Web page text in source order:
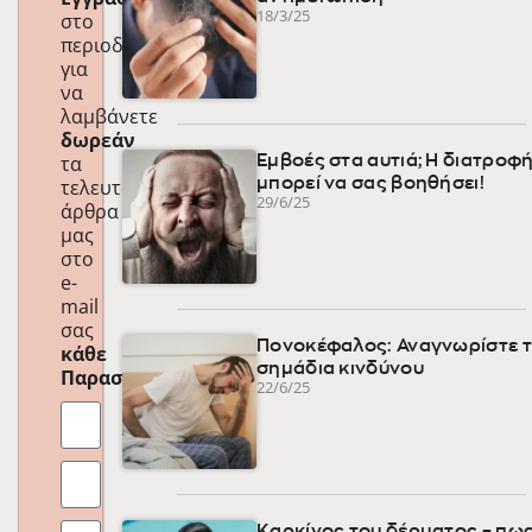
στο
περιοδικό
για
να
λαμβάνετε
δωρεάν
τα
τελευταία
άρθρα
μας
στο
e-
mail
σας
κάθε
Παρασκευή !
18/3/25
Εμβοές στα αυτιά; Η
μπορεί να σας βοηθήσει!
29/6/25
Πονοκέφαλος: Αναγνωρίστε
σημάδια κινδύνου
22/6/25